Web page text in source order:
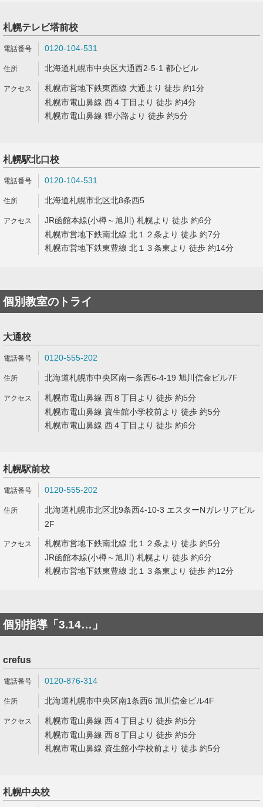
札幌テレビ塔前校
0120-104-531
北海道札幌市中央区大通西2-5-1 都心ビル
札幌市営地下鉄東西線 大通より 徒歩 約1分
札幌市電山鼻線 西４丁目より 徒歩 約4分
札幌市電山鼻線 狸小路より 徒歩 約5分
札幌駅北口校
0120-104-531
北海道札幌市北区北8条西5
JR函館本線(小樽～旭川) 札幌より 徒歩 約6分
札幌市営地下鉄南北線 北１２条より 徒歩 約7分
札幌市営地下鉄東豊線 北１３条東より 徒歩 約14分
個別教室のトライ
大通校
0120-555-202
北海道札幌市中央区南一条西6-4-19 旭川信金ビル7F
札幌市電山鼻線 西８丁目より 徒歩 約5分
札幌市電山鼻線 資生館小学校前より 徒歩 約5分
札幌市電山鼻線 西４丁目より 徒歩 約6分
札幌駅前校
0120-555-202
北海道札幌市北区北9条西4-10-3 エスターNガレリアビル
2F
札幌市営地下鉄南北線 北１２条より 徒歩 約5分
JR函館本線(小樽～旭川) 札幌より 徒歩 約6分
札幌市営地下鉄東豊線 北１３条東より 徒歩 約12分
個別指導「3.14…」
crefus
0120-876-314
北海道札幌市中央区南1条西6 旭川信金ビル4F
札幌市電山鼻線 西４丁目より 徒歩 約5分
札幌市電山鼻線 西８丁目より 徒歩 約5分
札幌市電山鼻線 資生館小学校前より 徒歩 約5分
札幌中央校